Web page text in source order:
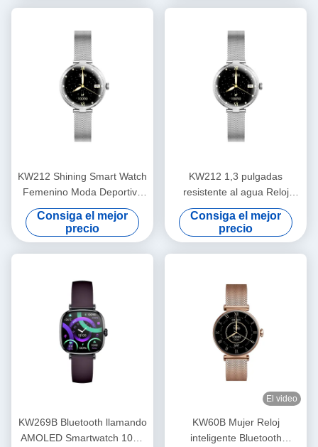
KW212 Shining Smart Watch
Femenino Moda Deportivo
Lujo Reloj Inteligente
Femenino Inodoro
Consiga el mejor
precio
KW212 1,3 pulgadas
resistente al agua Reloj
inteligente para mujeres
Mujeres resistentes al agua
Consiga el mejor
precio
KW269B Bluetooth llamando
AMOLED Smartwatch 100+
El video
KW60B Mujer Reloj
inteligente Bluetooth